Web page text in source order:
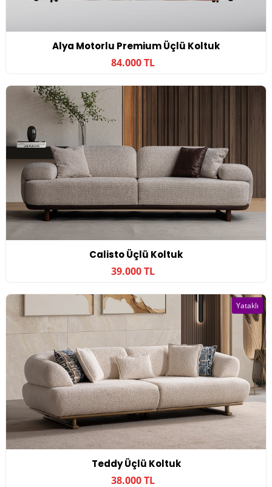
Alya Motorlu Premium Üçlü Koltuk
84.000 TL
Calisto Üçlü Koltuk
39.000 TL
Teddy Üçlü Koltuk
38.000 TL
Yataklı